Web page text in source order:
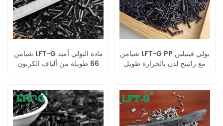
شيامن LFT-G مادة البولي أميد
66 طويلة من ألياف الكربون
شيامن LFT-G PP بولي فينيلين
مع راتينج لدن بالحرارة طويل